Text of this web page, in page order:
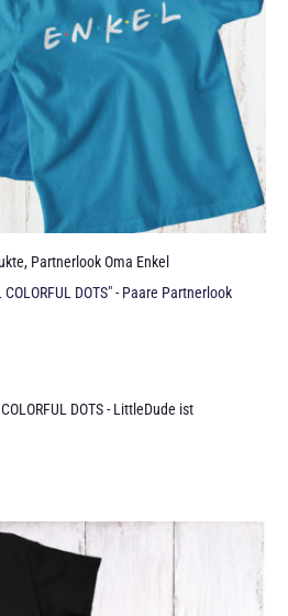
, Partnerlook Oma Enkel
COLORFUL DOTS" - Paare Partnerlook
DOTS - LittleDude ist